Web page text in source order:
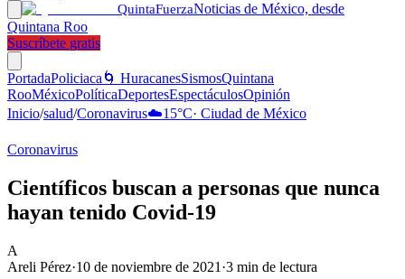
QuintaFuerzaNoticias de México, desde
Quintana Roo
Suscríbete gratis
PortadaPoliciaca 🌀 HuracanesSismosQuintana
RooMéxicoPolíticaDeportesEspectáculosOpinión
Inicio/salud/Coronavirus☁️15°C· Ciudad de México
Coronavirus
Científicos buscan a personas que nunca
hayan tenido Covid-19
A
Areli Pérez·10 de noviembre de 2021 ·3 min de lectura